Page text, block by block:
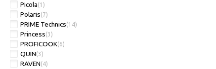
Picola(1)
Polaris(7)
PRIME Technics(14)
Princess(3)
PROFICOOK(6)
QUIN(3)
RAVEN(4)